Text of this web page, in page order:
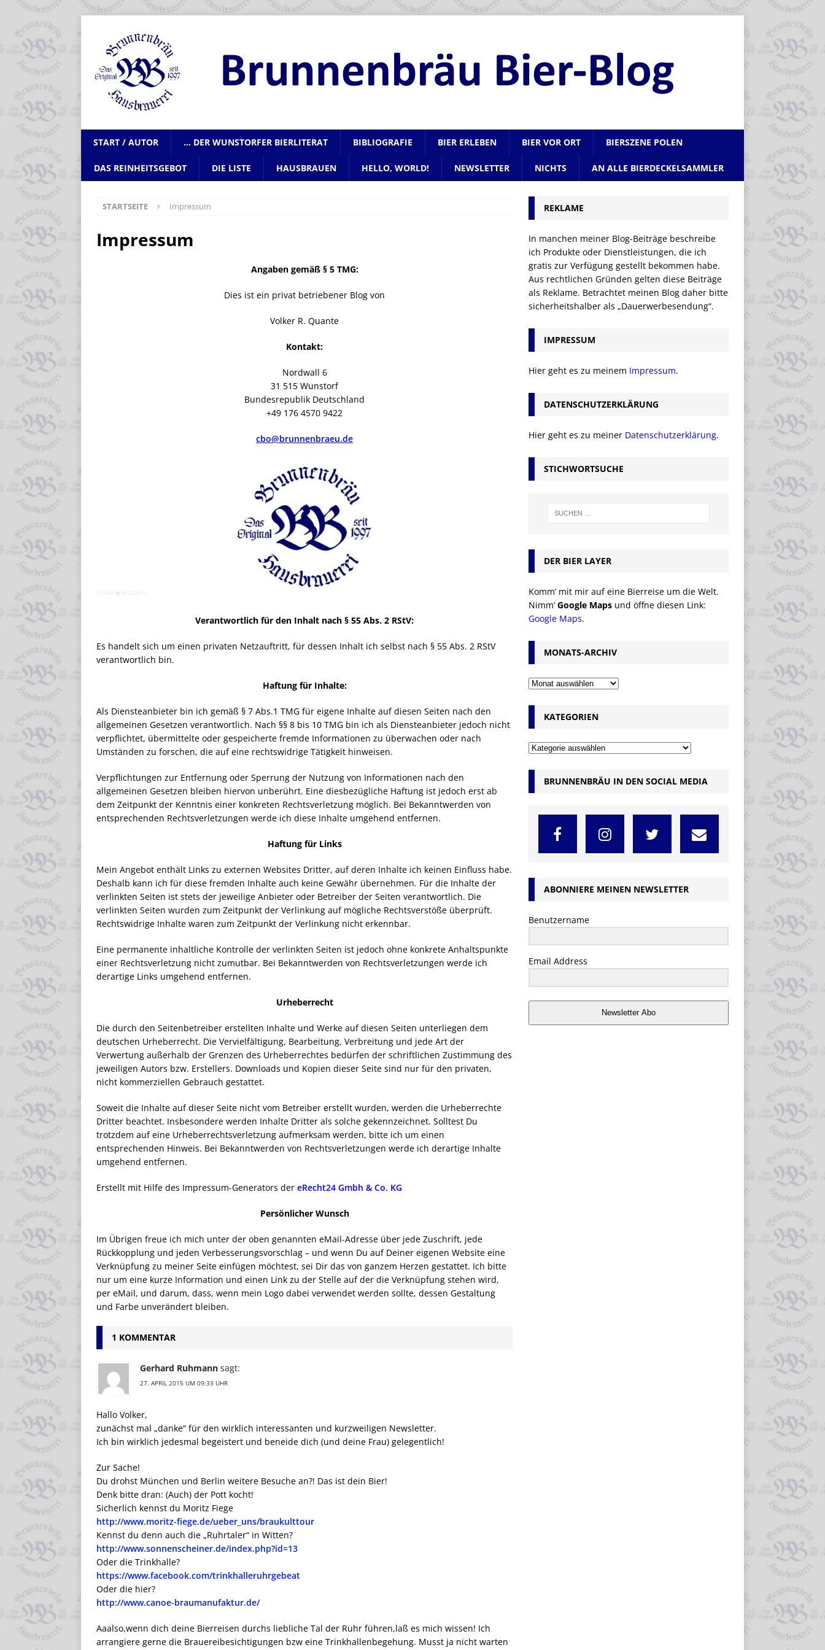
START / AUTOR … DER WUNSTORFER BIERLITERAT BIBLIOGRAFIE BIER ERLEBEN BIER VOR ORT BIERSZENE POLEN
DAS REINHEITSGEBOT DIE LISTE HAUSBRAUEN HELLO, WORLD! NEWSLETTER NICHTS AN ALLE BIERDECKELSAMMLER
STARTSEITE Impressum
Impressum
Angaben gemäß § 5 TMG:
Dies ist ein privat betriebener Blog von
Volker R. Quante
Kontakt:
Nordwall 6
31 515 Wunstorf
Bundesrepublik Deutschland
+49 176 4570 9422
cbo@brunnenbraeu.de
Verantwortlich für den Inhalt nach § 55 Abs. 2 RStV:
Es handelt sich um einen privaten Netzauftritt, für dessen Inhalt ich selbst nach § 55 Abs. 2 RStV
verantwortlich bin.
Haftung für Inhalte:
Als Diensteanbieter bin ich gemäß § 7 Abs.1 TMG für eigene Inhalte auf diesen Seiten nach den
allgemeinen Gesetzen verantwortlich. Nach §§ 8 bis 10 TMG bin ich als Diensteanbieter jedoch nicht
verpflichtet, übermittelte oder gespeicherte fremde Informationen zu überwachen oder nach
Umständen zu forschen, die auf eine rechtswidrige Tätigkeit hinweisen.
Verpflichtungen zur Entfernung oder Sperrung der Nutzung von Informationen nach den
allgemeinen Gesetzen bleiben hiervon unberührt. Eine diesbezügliche Haftung ist jedoch erst ab
dem Zeitpunkt der Kenntnis einer konkreten Rechtsverletzung möglich. Bei Bekanntwerden von
entsprechenden Rechtsverletzungen werde ich diese Inhalte umgehend entfernen.
Haftung für Links
Mein Angebot enthält Links zu externen Websites Dritter, auf deren Inhalte ich keinen Einfluss habe.
Deshalb kann ich für diese fremden Inhalte auch keine Gewähr übernehmen. Für die Inhalte der
verlinkten Seiten ist stets der jeweilige Anbieter oder Betreiber der Seiten verantwortlich. Die
verlinkten Seiten wurden zum Zeitpunkt der Verlinkung auf mögliche Rechtsverstöße überprüft.
Rechtswidrige Inhalte waren zum Zeitpunkt der Verlinkung nicht erkennbar.
Eine permanente inhaltliche Kontrolle der verlinkten Seiten ist jedoch ohne konkrete Anhaltspunkte
einer Rechtsverletzung nicht zumutbar. Bei Bekanntwerden von Rechtsverletzungen werde ich
derartige Links umgehend entfernen.
Urheberrecht
Die durch den Seitenbetreiber erstellten Inhalte und Werke auf diesen Seiten unterliegen dem
deutschen Urheberrecht. Die Vervielfältigung, Bearbeitung, Verbreitung und jede Art der
Verwertung außerhalb der Grenzen des Urheberrechtes bedürfen der schriftlichen Zustimmung des
jeweiligen Autors bzw. Erstellers. Downloads und Kopien dieser Seite sind nur für den privaten,
nicht kommerziellen Gebrauch gestattet.
Soweit die Inhalte auf dieser Seite nicht vom Betreiber erstellt wurden, werden die Urheberrechte
Dritter beachtet. Insbesondere werden Inhalte Dritter als solche gekennzeichnet. Solltest Du
trotzdem auf eine Urheberrechtsverletzung aufmerksam werden, bitte ich um einen
entsprechenden Hinweis. Bei Bekanntwerden von Rechtsverletzungen werde ich derartige Inhalte
umgehend entfernen.
Erstellt mit Hilfe des Impressum-Generators der eRecht24 Gmbh & Co. KG
Persönlicher Wunsch
Im Übrigen freue ich mich unter der oben genannten eMail-Adresse über jede Zuschrift, jede
Rückkopplung und jeden Verbesserungsvorschlag – und wenn Du auf Deiner eigenen Website eine
Verknüpfung zu meiner Seite einfügen möchtest, sei Dir das von ganzem Herzen gestattet. Ich bitte
nur um eine kurze Information und einen Link zu der Stelle auf der die Verknüpfung stehen wird,
per eMail, und darum, dass, wenn mein Logo dabei verwendet werden sollte, dessen Gestaltung
und Farbe unverändert bleiben.
1 KOMMENTAR
Gerhard Ruhmann sagt:
27. APRIL 2015 UM 09:33 UHR
Hallo Volker,
zunächst mal „danke“ für den wirklich interessanten und kurzweiligen Newsletter.
Ich bin wirklich jedesmal begeistert und beneide dich (und deine Frau) gelegentlich!
Zur Sache!
Du drohst München und Berlin weitere Besuche an?! Das ist dein Bier!
Denk bitte dran: (Auch) der Pott kocht!
Sicherlich kennst du Moritz Fiege
http://www.moritz-fiege.de/ueber_uns/braukulttour
Kennst du denn auch die „Ruhrtaler“ in Witten?
http://www.sonnenscheiner.de/index.php?id=13
Oder die Trinkhalle?
https://www.facebook.com/trinkhalleruhrgebeat
Oder die hier?
http://www.canoe-braumanufaktur.de/
Aaalso,wenn dich deine Bierreisen durchs liebliche Tal der Ruhr führen,laß es mich wissen! Ich
arrangiere gerne die Brauereibesichtigungen bzw eine Trinkhallenbegehung. Musst ja nicht warten
REKLAME
In manchen meiner Blog-Beiträge beschreibe
ich Produkte oder Dienstleistungen, die ich
gratis zur Verfügung gestellt bekommen habe.
Aus rechtlichen Gründen gelten diese Beiträge
als Reklame. Betrachtet meinen Blog daher bitte
sicherheitshalber als „Dauerwerbesendung“.
IMPRESSUM
Hier geht es zu meinem Impressum.
DATENSCHUTZERKLÄRUNG
Hier geht es zu meiner Datenschutzerklärung.
STICHWORTSUCHE
DER BIER LAYER
Komm’ mit mir auf eine Bierreise um die Welt.
Nimm’ Google Maps und öffne diesen Link:
Google Maps.
MONATS-ARCHIV
KATEGORIEN
BRUNNENBRÄU IN DEN SOCIAL MEDIA
ABONNIERE MEINEN NEWSLETTER
Benutzername
Email Address
Newsletter Abo